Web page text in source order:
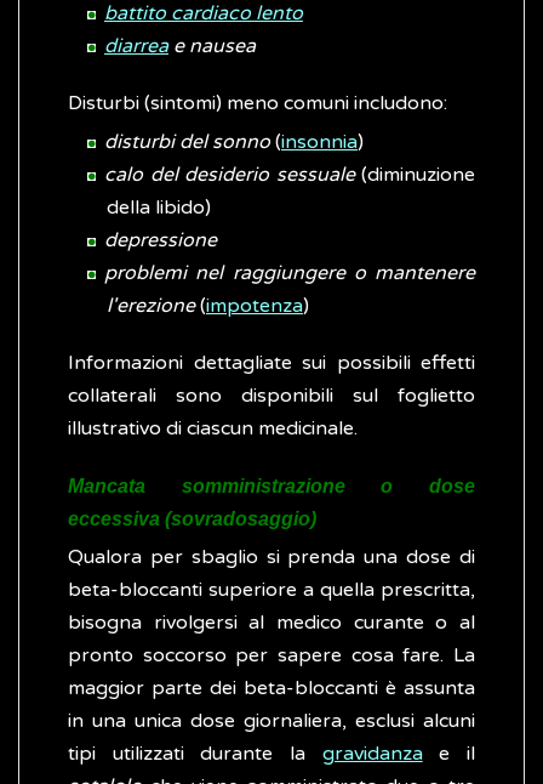
battito cardiaco lento
diarreae nausea
Disturbi (sintomi) meno comuni includono:
disturbi del sonno(insonnia)
calo del desiderio sessuale(diminuzione
della libido)
depressione
problemi nel raggiungere o mantenere
l'erezione(impotenza)
Informazioni dettagliate sui possibili effetti
collaterali sono disponibili sul foglietto
illustrativo di ciascun medicinale.
Mancata somministrazione o dose
eccessiva (sovradosaggio)
Qualora per sbaglio si prenda una dose di
beta-bloccanti superiore a quella prescritta,
bisogna rivolgersi al medico curante o al
pronto soccorso per sapere cosa fare. La
maggior parte dei beta-bloccanti è assunta
in una unica dose giornaliera, esclusi alcuni
tipi utilizzati durante la gravidanzae il